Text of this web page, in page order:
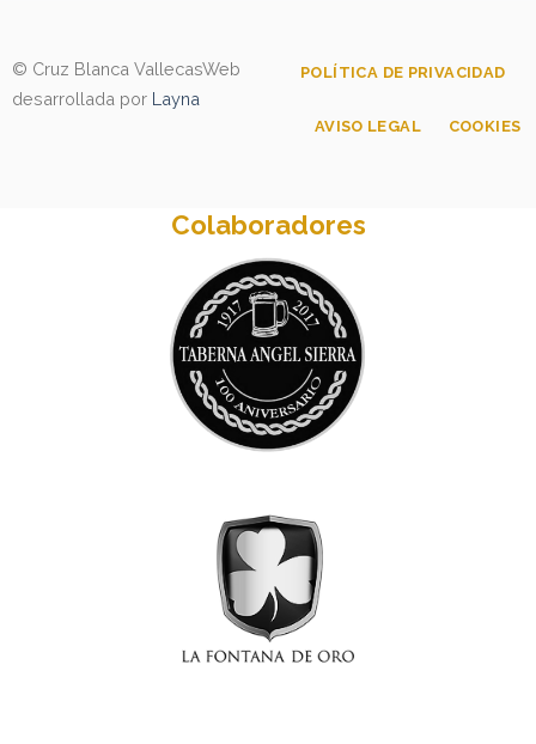
© Cruz Blanca VallecasWeb
desarrollada por Layna
POLÍTICA DE PRIVACIDAD
AVISO LEGAL COOKIES
Colaboradores